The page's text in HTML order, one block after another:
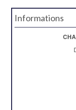
Informations